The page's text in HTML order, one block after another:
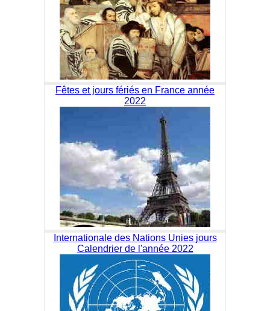
Fêtes et jours fériés en France année
2022
Internationale des Nations Unies jours
Calendrier de l'année 2022